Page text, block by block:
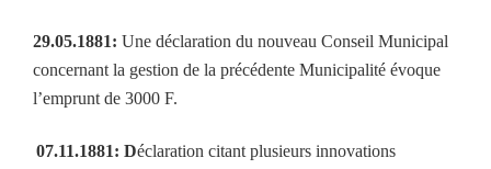
29.05.1881: Une déclaration du nouveau Conseil Municipal
concernant la gestion de la précédente Municipalité évoque
l’emprunt de 3000 F.
07.11.1881: Déclaration citant plusieurs innovations